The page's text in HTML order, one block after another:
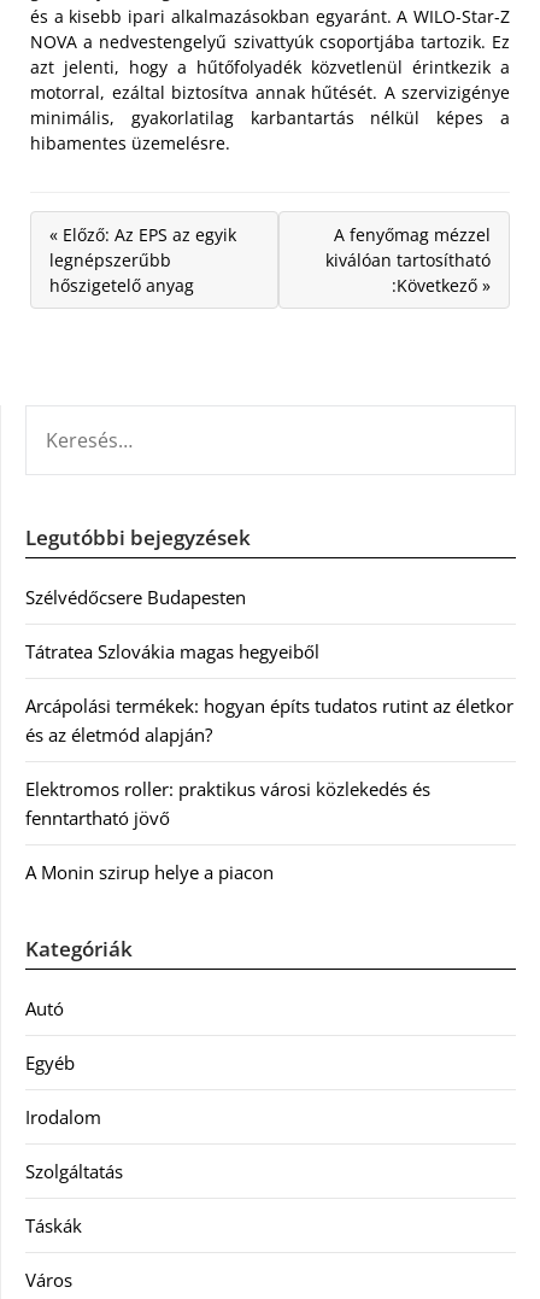
és a kisebb ipari alkalmazásokban egyaránt. A WILO-Star-Z
NOVA a nedvestengelyű szivattyúk csoportjába tartozik. Ez
azt jelenti, hogy a hűtőfolyadék közvetlenül érintkezik a
motorral, ezáltal biztosítva annak hűtését. A szervizigénye
minimális, gyakorlatilag karbantartás nélkül képes a
hibamentes üzemelésre.
« Előző: Az EPS az egyik
legnépszerűbb
hőszigetelő anyag
A fenyőmag mézzel
kiválóan tartosítható
:Következő »
Legutóbbi bejegyzések
Szélvédőcsere Budapesten
Tátratea Szlovákia magas hegyeiből
Arcápolási termékek: hogyan építs tudatos rutint az életkor
és az életmód alapján?
Elektromos roller: praktikus városi közlekedés és
fenntartható jövő
A Monin szirup helye a piacon
Kategóriák
Autó
Egyéb
Irodalom
Szolgáltatás
Táskák
Város